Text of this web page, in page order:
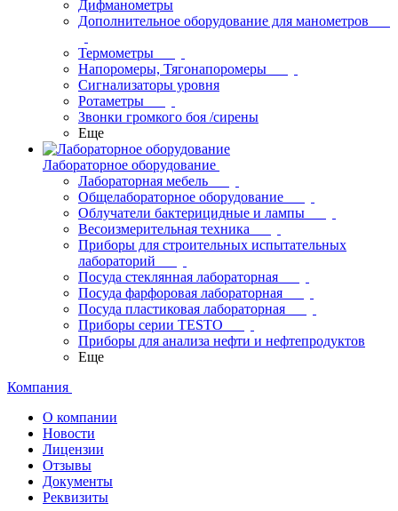
Дифманометры
Дополнительное оборудование для манометров
Термометры
Напоромеры, Тягонапоромеры
Сигнализаторы уровня
Ротаметры
Звонки громкого боя /сирены
Еще
Лабораторное оборудование
Лабораторная мебель
Общелабораторное оборудование
Облучатели бактерицидные и лампы
Весоизмерительная техника
Приборы для строительных испытательных
лабораторий
Посуда стеклянная лабораторная
Посуда фарфоровая лабораторная
Посуда пластиковая лабораторная
Приборы серии TESTO
Приборы для анализа нефти и нефтепродуктов
Еще
Компания
О компании
Новости
Лицензии
Отзывы
Документы
Реквизиты